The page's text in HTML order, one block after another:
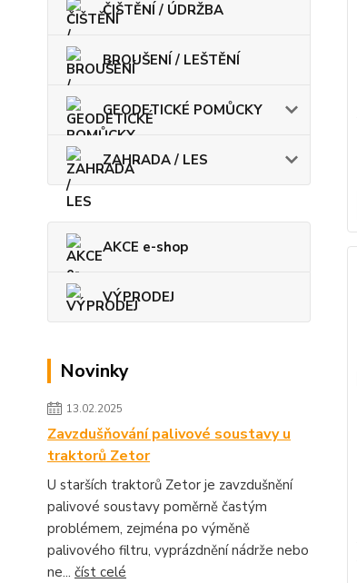
ČIŠTĚNÍ / ÚDRŽBA
BROUŠENÍ / LEŠTĚNÍ
GEODETICKÉ POMŮCKY
ZAHRADA / LES
AKCE e-shop
VÝPRODEJ
Novinky
13.02.2025
Zavzdušňování palivové soustavy u
traktorů Zetor
U starších traktorů Zetor je zavzdušnění
palivové soustavy poměrně častým
problémem, zejména po výměně
palivového filtru, vyprázdnění nádrže nebo
ne... číst celé